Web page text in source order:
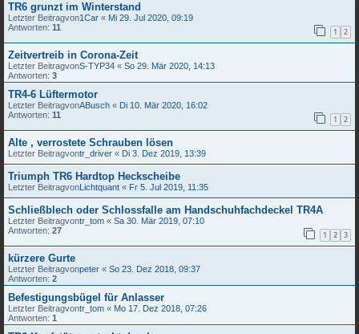
TR6 grunzt im Winterstand
Letzter Beitragvon1Car « Mi 29. Jul 2020, 09:19
Antworten: 11 1 2
Zeitvertreib in Corona-Zeit
Letzter BeitragvonS-TYP34 « So 29. Mär 2020, 14:13
Antworten: 3
TR4-6 Lüftermotor
Letzter BeitragvonABusch « Di 10. Mär 2020, 16:02
Antworten: 11 1 2
Alte , verrostete Schrauben lösen
Letzter Beitragvontr_driver « Di 3. Dez 2019, 13:39
Triumph TR6 Hardtop Heckscheibe
Letzter BeitragvonLichtquant « Fr 5. Jul 2019, 11:35
Schließblech oder Schlossfalle am Handschuhfachdeckel TR4A
Letzter Beitragvontr_tom « Sa 30. Mär 2019, 07:10
Antworten: 27 1 2 3
kürzere Gurte
Letzter Beitragvonpeter « So 23. Dez 2018, 09:37
Antworten: 2
Befestigungsbügel für Anlasser
Letzter Beitragvontr_tom « Mo 17. Dez 2018, 07:26
Antworten: 1